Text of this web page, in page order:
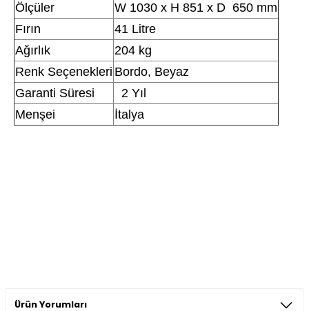
Ölçüler
W 1030 x H 851 x D 650 mm
Fırın
41 Litre
Ağırlık
204 kg
Renk Seçenekleri Bordo, Beyaz
Garanti Süresi
2 Yıl
Menşei
İtalya
Ürün Yorumları